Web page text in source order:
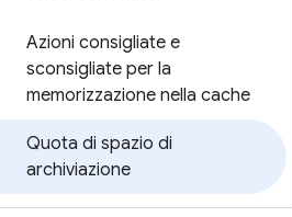
Azioni consigliate e
sconsigliate per la
memorizzazione nella cache
Quota di spazio di
archiviazione